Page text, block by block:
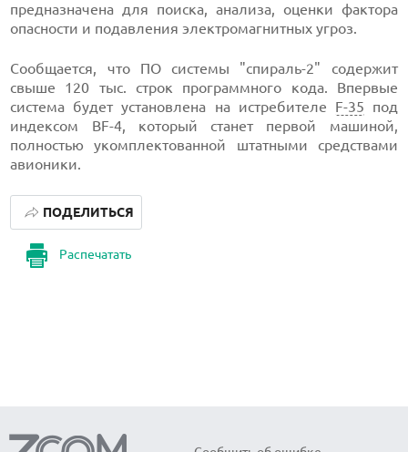
предназначена для поиска, анализа, оценки фактора
опасности и подавления электромагнитных угроз.
Сообщается, что ПО системы "спираль-2" содержит
свыше 120 тыс. строк программного кода. Впервые
система будет установлена на истребителе F-35 под
индексом BF-4, который станет первой машиной,
полностью укомплектованной штатными средствами
авионики.
Распечатать
ПОДЕЛИТЬСЯ